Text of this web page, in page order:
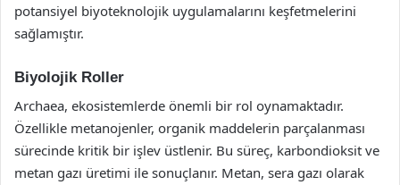
potansiyel biyoteknolojik uygulamalarını keşfetmelerini
sağlamıştır.
Biyolojik Roller
Archaea, ekosistemlerde önemli bir rol oynamaktadır.
Özellikle metanojenler, organik maddelerin parçalanması
sürecinde kritik bir işlev üstlenir. Bu süreç, karbondioksit ve
metan gazı üretimi ile sonuçlanır. Metan, sera gazı olarak